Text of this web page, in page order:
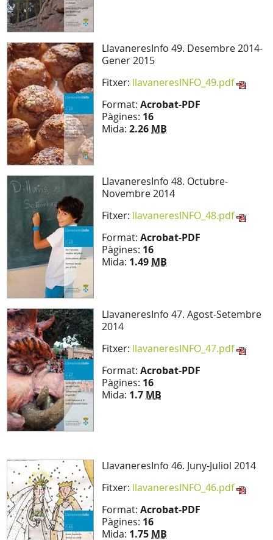
LlavaneresInfo 49. Desembre 2014-
Gener 2015
Fitxer: llavaneresINFO_49.pdf
Format: Acrobat-PDF
Pàgines: 16
Mida: 2.26 MB
LlavaneresInfo 48. Octubre-
Novembre 2014
Fitxer: llavaneresINFO_48.pdf
Format: Acrobat-PDF
Pàgines: 16
Mida: 1.49 MB
LlavaneresInfo 47. Agost-Setembre
2014
Fitxer: llavaneresINFO_47.pdf
Format: Acrobat-PDF
Pàgines: 16
Mida: 1.7 MB
LlavaneresInfo 46. Juny-Juliol 2014
Fitxer: llavaneresINFO_46.pdf
Format: Acrobat-PDF
Pàgines: 16
Mida: 1.75 MB